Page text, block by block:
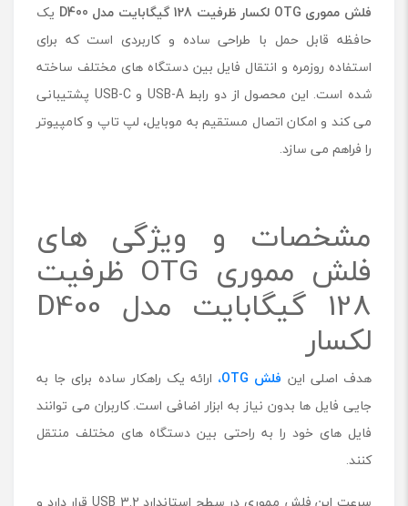
ظ
ر
ف
ی
ت
1
2
ب
ی
ت
م
D
4
0
فلش مموری OTG لکسار ظرفیت 128 گیگابایت مدل D400 یک
حافظه قابل حمل با طراحی ساده و کاربردی است که برای
استفاده روزمره و انتقال فایل بین دستگاه های مختلف ساخته
شده است. این محصول از دو رابط USB-A و USB-C پشتیبانی
می کند و امکان اتصال مستقیم به موبایل، لپ تاپ و کامپیوتر
را فراهم می سازد.
مشخصات و ویژگی های
فلش مموری OTG ظرفیت
128 گیگابایت مدل D400
لکسار
هدف اصلی این فلش OTG،
ارائه یک راهکار ساده برای جا به
جایی فایل ها بدون نیاز به ابزار اضافی است. کاربران می توانند
فایل های خود را به راحتی بین دستگاه های مختلف منتقل
کنند.